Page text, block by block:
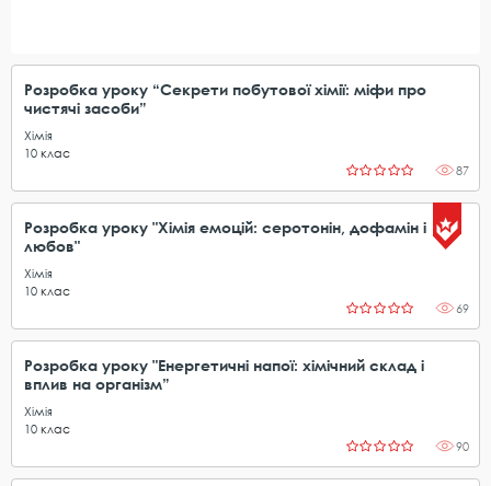
Розробка уроку “Секрети побутової хімії: міфи про
чистячі засоби”
Хімія
10 клас
87
Розробка уроку "Хімія емоцій: серотонін, дофамін і
любов"
Хімія
10 клас
69
Розробка уроку "Енергетичні напої: хімічний склад і
вплив на організм”
Хімія
10 клас
90